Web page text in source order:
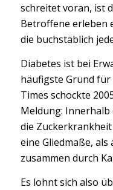
schreitet voran, ist
Betroffene erleben
die buchstäblich
Diabetes ist bei
häufigste Grund
Times schockte
Meldung: Innerhalb
die
eine Gliedmaße,
zusammen durch
Es lohnt sich also